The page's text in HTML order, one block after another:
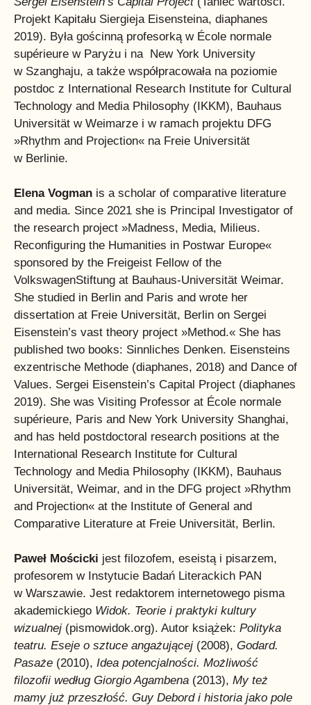
Projekt Kapitału Siergieja Eisensteina, diaphanes
2019). Była gościnną profesorką w École normale
supérieure w Paryżu i na New York University
w Szanghaju, a także współpracowała na poziomie
postdoc z International Research Institute for Cultural
Technology and Media Philosophy (IKKM), Bauhaus
Universität w Weimarze i w ramach projektu DFG
»Rhythm and Projection« na Freie Universität
w Berlinie.
Elena Vogman is a scholar of comparative literature
and media. Since 2021 she is Principal Investigator of
the research project »Madness, Media, Milieus.
Reconfiguring the Humanities in Postwar Europe«
sponsored by the Freigeist Fellow of the
VolkswagenStiftung at Bauhaus-Universität Weimar.
She studied in Berlin and Paris and wrote her
dissertation at Freie Universität, Berlin on Sergei
Eisenstein’s vast theory project »Method.« She has
published two books: Sinnliches Denken. Eisensteins
exzentrische Methode (diaphanes, 2018) and Dance of
Values. Sergei Eisenstein’s Capital Project (diaphanes
2019). She was Visiting Professor at École normale
supérieure, Paris and New York University Shanghai,
and has held postdoctoral research positions at the
International Research Institute for Cultural
Technology and Media Philosophy (IKKM), Bauhaus
Universität, Weimar, and in the DFG project »Rhythm
and Projection« at the Institute of General and
Comparative Literature at Freie Universität, Berlin.
Paweł Mościcki jest filozofem, eseistą i pisarzem,
profesorem w Instytucie Badań Literackich PAN
w Warszawie. Jest redaktorem internetowego pisma
akademickiego Widok. Teorie i praktyki kultury
wizualnej (pismowidok.org). Autor książek: Polityka
teatru. Eseje o sztuce angażującej (2008), Godard.
Pasaże (2010), Idea potencjalności. Możliwość
filozofii według Giorgio Agambena (2013), My też
mamy już przeszłość. Guy Debord i historia jako pole